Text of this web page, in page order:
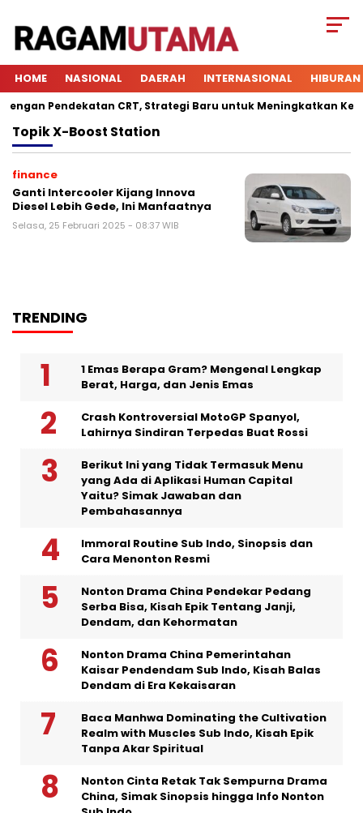
HOME NASIONAL DAERAH INTERNASIONAL HIBURAN
Pendekatan CRT, Strategi Baru untuk Meningkatkan
TopikX-Boost Station
finance
Ganti Intercooler Kijang Innova
Diesel Lebih Gede, Ini Manfaatnya
Selasa, 25 Februari 2025 - 08:37 WIB
TRENDING
1 Emas Berapa Gram? Mengenal Lengkap
Berat, Harga, dan Jenis Emas
Crash Kontroversial MotoGP Spanyol,
Lahirnya Sindiran Terpedas Buat Rossi
Berikut Ini yang Tidak Termasuk Menu
yang Ada di Aplikasi Human Capital
Yaitu? Simak Jawaban dan
Pembahasannya
Immoral Routine Sub Indo, Sinopsis dan
Cara Menonton Resmi
Nonton Drama China Pendekar Pedang
Serba Bisa, Kisah Epik Tentang Janji,
Dendam, dan Kehormatan
Nonton Drama China Pemerintahan
Kaisar Pendendam Sub Indo, Kisah Balas
Dendam di Era Kekaisaran
Baca Manhwa Dominating the Cultivation
Realm with Muscles Sub Indo, Kisah Epik
Tanpa Akar Spiritual
Nonton Cinta Retak Tak Sempurna Drama
China, Simak Sinopsis hingga Info Nonton